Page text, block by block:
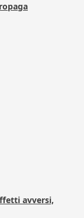
avversi,